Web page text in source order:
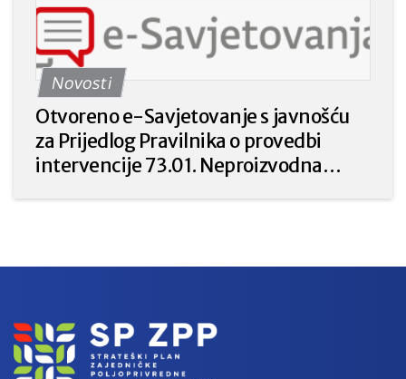
katastrofa, nepovoljnih klimatskih
prilika ili katastrofalnih događaja“ iz
Strateškog plana Zajedničke
poljoprivredne politike Republike
Hrvatske 2023. – 2027. godine.
Novosti
Otvoreno e-Savjetovanje s javnošću
za Prijedlog Pravilnika o provedbi
intervencije 73.01. Neproizvodna
Hrvatske 2023. – 2027.